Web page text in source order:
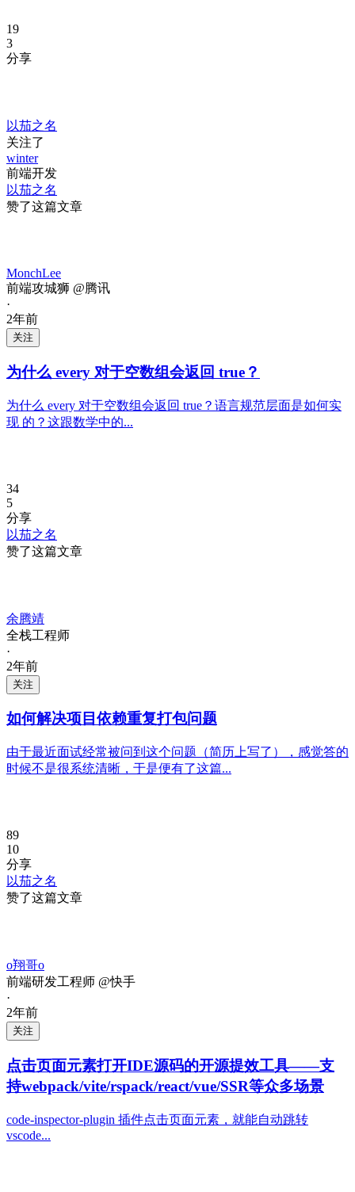
19
3
分享
以茄之名
关注了
winter
前端开发
以茄之名
赞了这篇文章
MonchLee
前端攻城狮 @腾讯
·
2年前
关注
为什么 every 对于空数组会返回 true？
为什么 every 对于空数组会返回 true？语言规范层面是如何实
现 的？这跟数学中的...
34
5
分享
以茄之名
赞了这篇文章
余腾靖
全栈工程师
·
2年前
关注
如何解决项目依赖重复打包问题
由于最近面试经常被问到这个问题（简历上写了），感觉答的
时候不是很系统清晰，于是便有了这篇...
89
10
分享
以茄之名
赞了这篇文章
o翔哥o
前端研发工程师 @快手
·
2年前
关注
点击页面元素打开IDE源码的开源提效工具——支
持webpack/vite/rspack/react/vue/SSR等众多场景
code-inspector-plugin 插件点击页面元素，就能自动跳转
vscode...